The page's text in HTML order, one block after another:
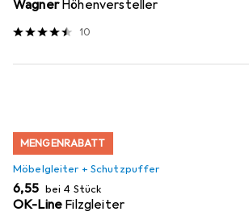
Wagner Höhenversteller
10
MENGENRABATT
Möbelgleiter + Schutzpuffer
EUR
6,55 bei 4 Stück
OK-Line Filzgleiter